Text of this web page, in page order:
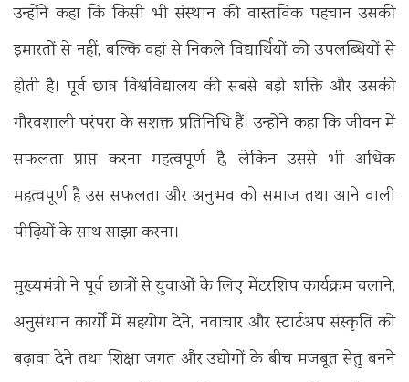
उन्होंने कहा कि किसी भी संस्थान की वास्तविक पहचान उसकी
इमारतों से नहीं, बल्कि वहां से निकले विद्यार्थियों की उपलब्धियों से
होती है। पूर्व छात्र विश्वविद्यालय की सबसे बड़ी शक्ति और उसकी
गौरवशाली परंपरा के सशक्त प्रतिनिधि हैं। उन्होंने कहा कि जीवन में
सफलता प्राप्त करना महत्वपूर्ण है, लेकिन उससे भी अधिक
महत्वपूर्ण है उस सफलता और अनुभव को समाज तथा आने वाली
पीढ़ियों के साथ साझा करना।
मुख्यमंत्री ने पूर्व छात्रों से युवाओं के लिए मेंटरशिप कार्यक्रम चलाने,
अनुसंधान कार्यों में सहयोग देने, नवाचार और स्टार्टअप संस्कृति को
बढ़ावा देने तथा शिक्षा जगत और उद्योगों के बीच मजबूत सेतु बनने